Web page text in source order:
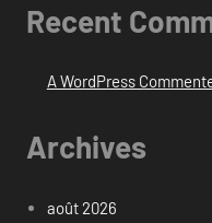
Recent
A WordPress
Archives
août 2026